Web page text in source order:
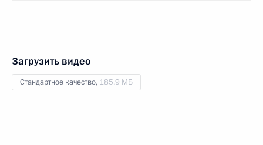
Загрузить видео
Стандартное качество, 185.9 МБ